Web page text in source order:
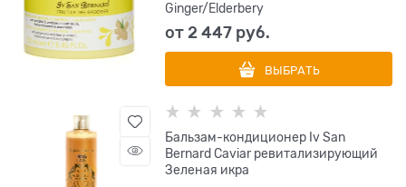
Ginger/Elderbery
от2 447 руб.
ВЫБРАТЬ
Бальзам-кондиционер Iv San
Bernard Caviar ревитализирующий
Зеленая икра